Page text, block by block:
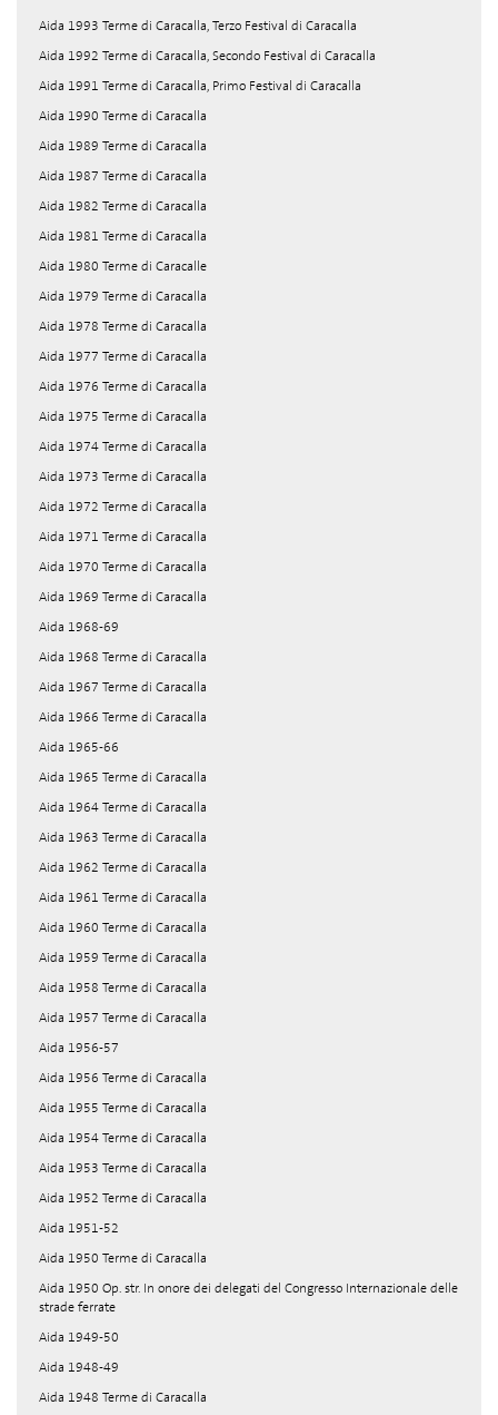
Aida 1993 Terme di Caracalla, Terzo Festival di Caracalla
Aida 1992 Terme di Caracalla, Secondo Festival di Caracalla
Aida 1991 Terme di Caracalla, Primo Festival di Caracalla
Aida 1990 Terme di Caracalla
Aida 1989 Terme di Caracalla
Aida 1987 Terme di Caracalla
Aida 1982 Terme di Caracalla
Aida 1981 Terme di Caracalla
Aida 1980 Terme di Caracalle
Aida 1979 Terme di Caracalla
Aida 1978 Terme di Caracalla
Aida 1977 Terme di Caracalla
Aida 1976 Terme di Caracalla
Aida 1975 Terme di Caracalla
Aida 1974 Terme di Caracalla
Aida 1973 Terme di Caracalla
Aida 1972 Terme di Caracalla
Aida 1971 Terme di Caracalla
Aida 1970 Terme di Caracalla
Aida 1969 Terme di Caracalla
Aida 1968-69
Aida 1968 Terme di Caracalla
Aida 1967 Terme di Caracalla
Aida 1966 Terme di Caracalla
Aida 1965-66
Aida 1965 Terme di Caracalla
Aida 1964 Terme di Caracalla
Aida 1963 Terme di Caracalla
Aida 1962 Terme di Caracalla
Aida 1961 Terme di Caracalla
Aida 1960 Terme di Caracalla
Aida 1959 Terme di Caracalla
Aida 1958 Terme di Caracalla
Aida 1957 Terme di Caracalla
Aida 1956-57
Aida 1956 Terme di Caracalla
Aida 1955 Terme di Caracalla
Aida 1954 Terme di Caracalla
Aida 1953 Terme di Caracalla
Aida 1952 Terme di Caracalla
Aida 1951-52
Aida 1950 Terme di Caracalla
Aida 1950 Op. str. In onore dei delegati del Congresso Internazionale delle
strade ferrate
Aida 1949-50
Aida 1948-49
Aida 1948 Terme di Caracalla